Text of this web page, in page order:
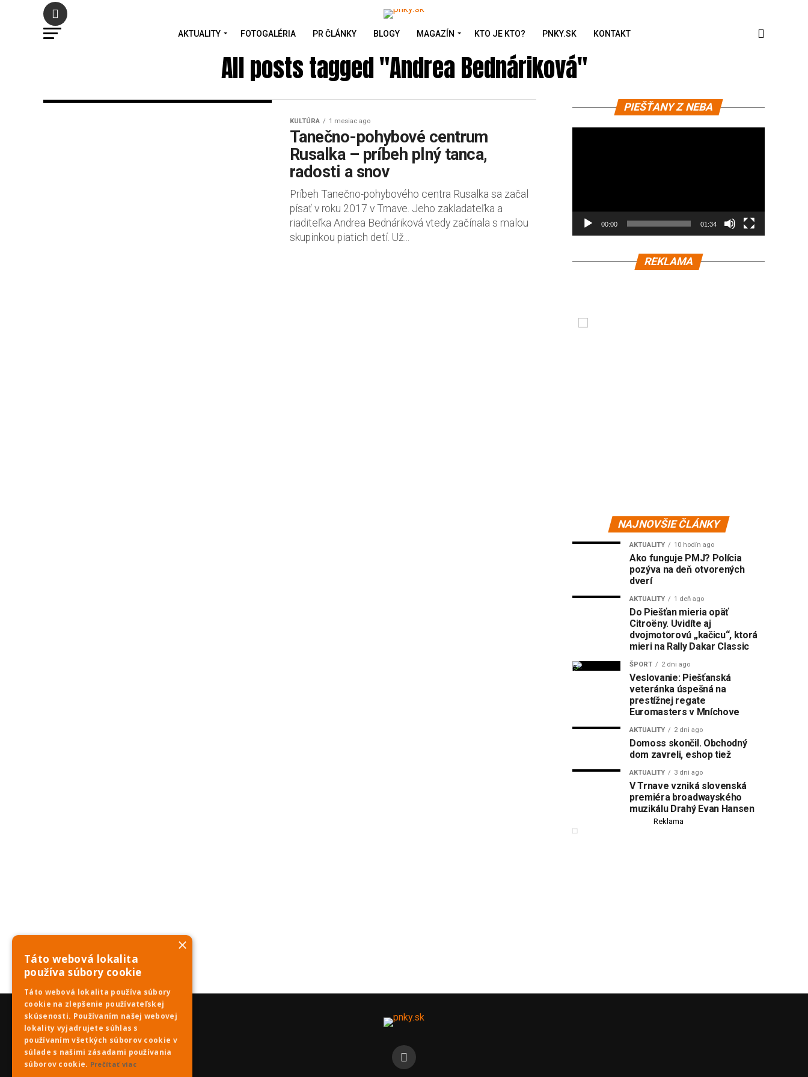
AKTUALITY FOTOGALÉRIA PR ČLÁNKY BLOGY MAGAZÍN KTO JE KTO? PNKY.SK KONTAKT
All posts tagged "Andrea Bednáriková"
KULTÚRA 1 mesiac ago
Tanečno-pohybové centrum
Rusalka – príbeh plný tanca,
radosti a snov
Príbeh Tanečno-pohybového centra Rusalka sa začal
písať v roku 2017 v Trnave. Jeho zakladateľka a
riaditeľka Andrea Bednáriková vtedy začínala s malou
skupinkou piatich detí. Už...
PIEŠŤANY Z NEBA
prehrávač
00:00 01:34
REKLAMA
NAJNOVŠIE ČLÁNKY
AKTUALITY 10 hodín ago
Ako funguje PMJ? Polícia
pozýva na deň otvorených
dverí
AKTUALITY 1 deň ago
Do Piešťan mieria opäť
Citroëny. Uvidíte aj
dvojmotorovú „kačicu“, ktorá
mieri na Rally Dakar Classic
ŠPORT 2 dni ago
Veslovanie: Piešťanská
veteránka úspešná na
prestížnej regate
Euromasters v Mníchove
AKTUALITY 2 dni ago
Domoss skončil. Obchodný
dom zavreli, eshop tiež
AKTUALITY 3 dni ago
V Trnave vzniká slovenská
premiéra broadwayského
muzikálu Drahý Evan Hansen
Reklama
×
Táto webová lokalita
používa súbory cookie
Táto webová lokalita používa súbory
cookie na zlepšenie používateľskej
skúsenosti. Používaním našej webovej
lokality vyjadrujete súhlas s
používaním všetkých súborov cookie v
súlade s našimi zásadami používania
súborov cookie. Prečítať viac